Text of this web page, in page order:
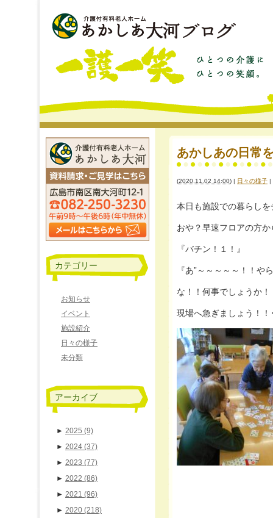
あかしあの日常
(2020.11.02 14:00) | 日々の様子 |
本日も施設での暮らしを
おや？早速フロアの方
『バチン！１！』
『あ”～～～～～！！や
な！！何事でしょうか
現場へ急ぎましょう！
カテゴリー
お知らせ
イベント
施設紹介
日々の様子
未分類
アーカイブ
► 2025 (9)
► 2024 (37)
► 2023 (77)
► 2022 (86)
► 2021 (96)
► 2020 (218)